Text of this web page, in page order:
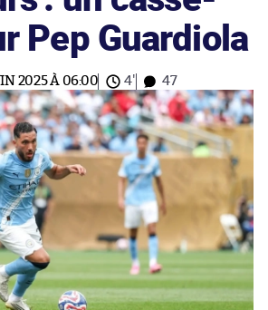
Pep Guardiola
2025 À 06:00 4' 47